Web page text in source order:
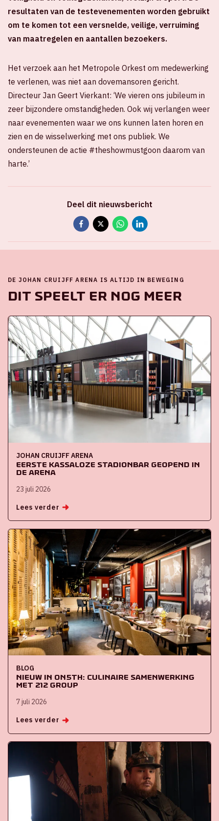
resultaten van de testevenementen worden gebruikt
om te komen tot een versnelde, veilige, verruiming
van maatregelen en aantallen bezoekers.
Het verzoek aan het Metropole Orkest om medewerking
te verlenen, was niet aan dovemansoren gericht.
Directeur Jan Geert Vierkant: ‘We vieren ons jubileum in
zeer bijzondere omstandigheden. Ook wij verlangen weer
naar evenementen waar we ons kunnen laten horen en
zien en de wisselwerking met ons publiek. We
ondersteunen de actie #theshowmustgoon daarom van
harte.’
Deel dit nieuwsbericht
DE JOHAN CRUIJFF ARENA IS ALTIJD IN BEWEGING
Dit speelt er nog meer
JOHAN CRUIJFF ARENA
Eerste kassaloze stadionbar geopend in
de ArenA
23 juli 2026
Lees verder
BLOG
Nieuw in ON5th: culinaire samenwerking
met 212 Group
7 juli 2026
Lees verder